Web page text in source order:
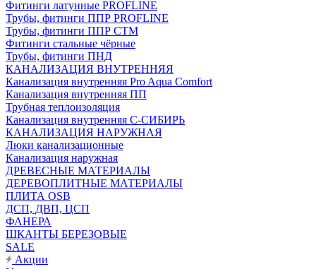
Фитинги латунные PROFLINE
Трубы, фитинги ППР PROFLINE
Трубы, фитинги ППР СТМ
Фитинги стальные чёрные
Трубы, фитинги ПНД
КАНАЛИЗАЦИЯ ВНУТРЕННЯЯ
Канализация внутренняя Pro Aqua Comfort
Канализация внутренняя ПП
Трубная теплоизоляция
Канализация внутренняя С-СИБИРЬ
КАНАЛИЗАЦИЯ НАРУЖНАЯ
Люки канализационные
Канализация наружная
ДРЕВЕСНЫЕ МАТЕРИАЛЫ
ДЕРЕВОПЛИТНЫЕ МАТЕРИАЛЫ
ПЛИТА OSB
ДСП, ДВП, ЦСП
ФАНЕРА
ШКАНТЫ БЕРЕЗОВЫЕ
SALE
Акции